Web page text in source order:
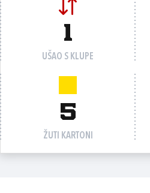
1
UŠAO S KLUPE
5
ŽUTI KARTONI